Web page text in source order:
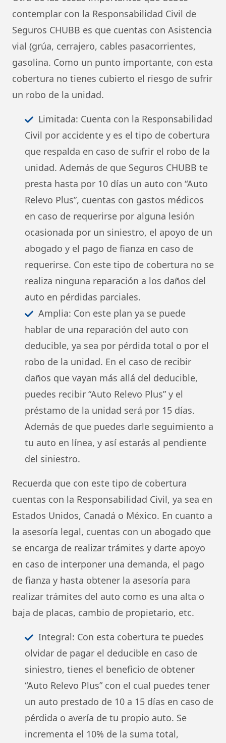
contemplar con la Responsabilidad Civil de
Seguros CHUBB es que cuentas con Asistencia
vial (grúa, cerrajero, cables pasacorrientes,
gasolina. Como un punto importante, con esta
cobertura no tienes cubierto el riesgo de sufrir
un robo de la unidad.
Limitada: Cuenta con la Responsabilidad
Civil por accidente y es el tipo de cobertura
que respalda en caso de sufrir el robo de la
unidad. Además de que Seguros CHUBB te
presta hasta por 10 días un auto con “Auto
Relevo Plus”, cuentas con gastos médicos
en caso de requerirse por alguna lesión
ocasionada por un siniestro, el apoyo de un
abogado y el pago de fianza en caso de
requerirse. Con este tipo de cobertura no se
realiza ninguna reparación a los daños del
auto en pérdidas parciales.
Amplia: Con este plan ya se puede
hablar de una reparación del auto con
deducible, ya sea por pérdida total o por el
robo de la unidad. En el caso de recibir
daños que vayan más allá del deducible,
puedes recibir “Auto Relevo Plus” y el
préstamo de la unidad será por 15 días.
Además de que puedes darle seguimiento a
tu auto en línea, y así estarás al pendiente
del siniestro.
Recuerda que con este tipo de cobertura
cuentas con la Responsabilidad Civil, ya sea en
Estados Unidos, Canadá o México. En cuanto a
la asesoría legal, cuentas con un abogado que
se encarga de realizar trámites y darte apoyo
en caso de interponer una demanda, el pago
de fianza y hasta obtener la asesoría para
realizar trámites del auto como es una alta o
baja de placas, cambio de propietario, etc.
Integral: Con esta cobertura te puedes
olvidar de pagar el deducible en caso de
siniestro, tienes el beneficio de obtener
“Auto Relevo Plus” con el cual puedes tener
un auto prestado de 10 a 15 días en caso de
pérdida o avería de tu propio auto. Se
incrementa el 10% de la suma total,